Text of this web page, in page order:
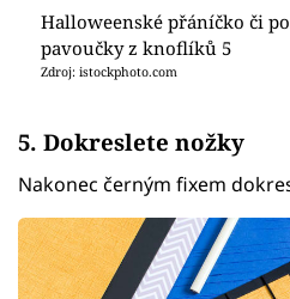
Halloweenské přáníčko či
pavoučky z knoflíků 5
Zdroj: istockphoto.com
5. Dokreslete nožky
Nakonec černým fixem